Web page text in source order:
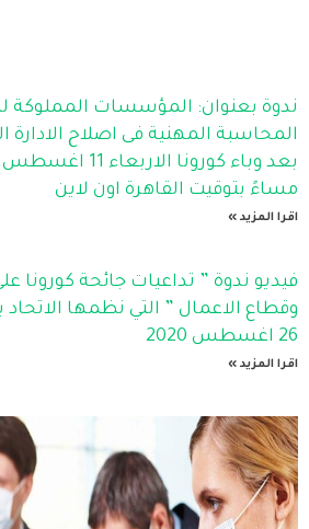
ندوة بعنوان: المؤسسات المملوكة
المحاسبة المهنية فى اصلاح الادارة
مساءً بتوقيت القاهرة اون لاين
اقرا المزيد »
فيديو ندوة ” تداعيات جائحة كورونا
وقطاع الاعمال ” التي نظمها الاتحاد
26 اغسطس 2020
اقرا المزيد »